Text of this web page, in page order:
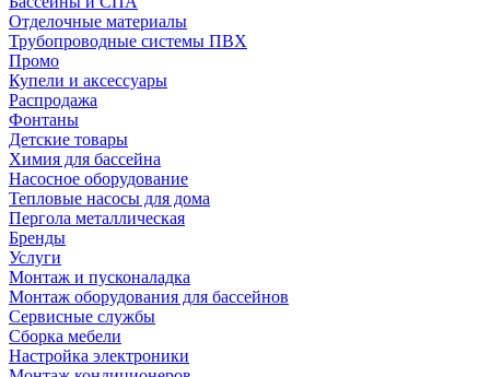
Отделочные материалы
Трубопроводные системы ПВХ
Промо
Купели и аксессуары
Распродажа
Фонтаны
Детские товары
Химия для бассейна
Насосное оборудование
Тепловые насосы для дома
Пергола металлическая
Бренды
Услуги
Монтаж и пусконаладка
Монтаж оборудования для бассейнов
Сервисные службы
Сборка мебели
Настройка электроники